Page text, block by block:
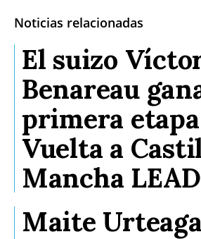
Noticias relacionadas
El suizo
Benareau
primera
Vuelta a
Mancha
Maite